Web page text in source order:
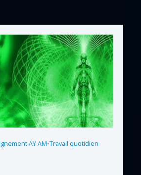
AY AM•Travail quotidien